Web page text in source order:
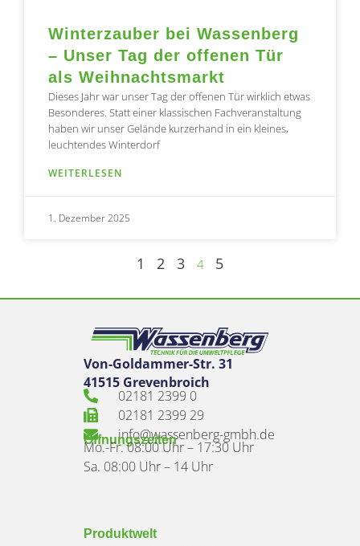
Winterzauber bei Wassenberg
– Unser Tag der offenen Tür
als Weihnachtsmarkt
Dieses Jahr war unser Tag der offenen Tür wirklich etwas
Besonderes. Statt einer klassischen Fachveranstaltung
haben wir unser Gelände kurzerhand in ein kleines,
leuchtendes Winterdorf
WEITERLESEN
1. Dezember 2025
1 2 3 4 5
Von-Goldammer-Str. 31
41515 Grevenbroich
02181 2399 0
02181 2399 29
info@wassenberg-gmbh.de
Öffnungszeiten
Mo.-Fr. 08:00 Uhr – 17:30 Uhr
Sa. 08:00 Uhr – 14 Uhr
Produktwelt